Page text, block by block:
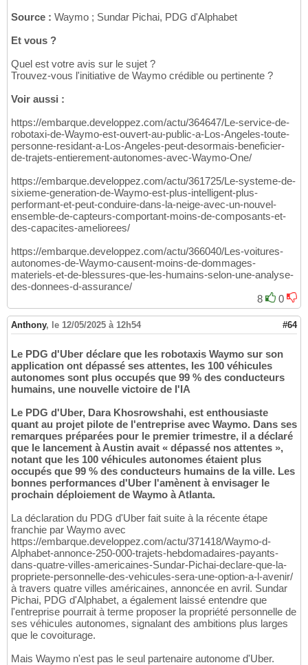
Source : Waymo ; Sundar Pichai, PDG d'Alphabet
Et vous ?
Quel est votre avis sur le sujet ?
Trouvez-vous l'initiative de Waymo crédible ou pertinente ?
Voir aussi :
https://embarque.developpez.com/actu/364647/Le-service-de-
robotaxi-de-Waymo-est-ouvert-au-public-a-Los-Angeles-toute-
personne-residant-a-Los-Angeles-peut-desormais-beneficier-
de-trajets-entierement-autonomes-avec-Waymo-One/
https://embarque.developpez.com/actu/361725/Le-systeme-de-
sixieme-generation-de-Waymo-est-plus-intelligent-plus-
performant-et-peut-conduire-dans-la-neige-avec-un-nouvel-
ensemble-de-capteurs-comportant-moins-de-composants-et-
des-capacites-ameliorees/
https://embarque.developpez.com/actu/366040/Les-voitures-
autonomes-de-Waymo-causent-moins-de-dommages-
materiels-et-de-blessures-que-les-humains-selon-une-analyse-
des-donnees-d-assurance/
8
0
Anthony, le 12/05/2025 à 12h54 #64
Le PDG d'Uber déclare que les robotaxis Waymo sur son
application ont dépassé ses attentes, les 100 véhicules
autonomes sont plus occupés que 99 % des conducteurs
humains, une nouvelle victoire de l'IA
Le PDG d'Uber, Dara Khosrowshahi, est enthousiaste
quant au projet pilote de l'entreprise avec Waymo. Dans ses
remarques préparées pour le premier trimestre, il a déclaré
que le lancement à Austin avait « dépassé nos attentes »,
notant que les 100 véhicules autonomes étaient plus
occupés que 99 % des conducteurs humains de la ville. Les
bonnes performances d'Uber l'amènent à envisager le
prochain déploiement de Waymo à Atlanta.
La déclaration du PDG d'Uber fait suite à la récente étape
franchie par Waymo avec
https://embarque.developpez.com/actu/371418/Waymo-d-
Alphabet-annonce-250-000-trajets-hebdomadaires-payants-
dans-quatre-villes-americaines-Sundar-Pichai-declare-que-la-
propriete-personnelle-des-vehicules-sera-une-option-a-l-avenir/
à travers quatre villes américaines, annoncée en avril. Sundar
Pichai, PDG d'Alphabet, a également laissé entendre que
l'entreprise pourrait à terme proposer la propriété personnelle de
ses véhicules autonomes, signalant des ambitions plus larges
que le covoiturage.
Mais Waymo n'est pas le seul partenaire autonome d'Uber.